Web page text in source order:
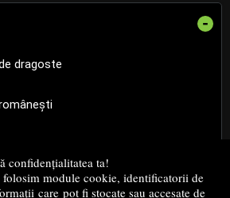
confidențialitatea ta!
module cookie, identificatorii de
care pot fi stocate sau accesate de
-
dragoste
istorie